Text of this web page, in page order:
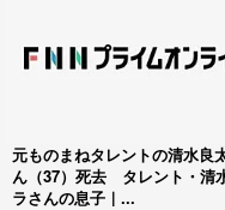
元ものまねタレントの清水良
ん（37）死去 タレント・清
ラさんの息子｜...